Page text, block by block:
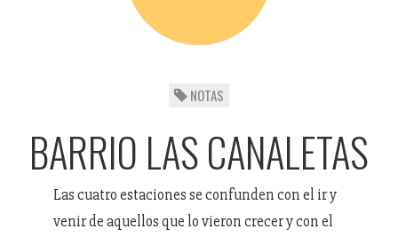
NOTAS
BARRIO LAS CANALETAS
Las cuatro estaciones se confunden con el ir y
venir de aquellos que lo vieron crecer y con el